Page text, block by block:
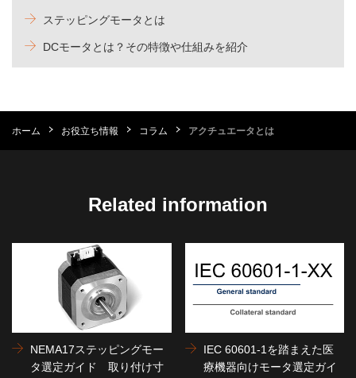
ステッピングモータとは
DCモータとは？その特徴や仕組みを紹介
ホーム お役立ち情報 コラム アクチュエータとは
Related information
NEMA17ステッピングモー
タ選定ガイド 取り付け寸
IEC 60601-1を踏まえた医
療機器向けモータ選定ガイ